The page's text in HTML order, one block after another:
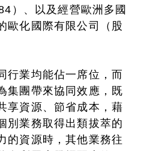
）、以及經營歐洲多國
歐化國際有限公司（股
行業均能佔一席位，而
集團帶來協同效應，既
享資源、節省成本，藉
別業務取得出類拔萃的
的資源時，其他業務往